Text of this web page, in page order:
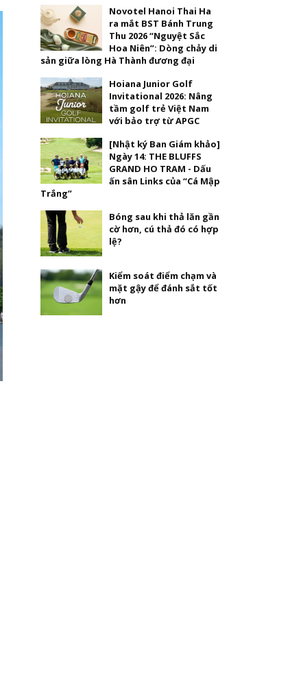
Novotel Hanoi Thai Ha
ra mắt BST Bánh Trung
Thu 2026 “Nguyệt Sắc
Hoa Niên”: Dòng chảy di
sản giữa lòng Hà Thành đương đại
Hoiana Junior Golf
Invitational 2026: Nâng
tầm golf trẻ Việt Nam
với bảo trợ từ APGC
[Nhật ký Ban Giám khảo]
Ngày 14: THE BLUFFS
GRAND HO TRAM - Dấu
ấn sân Links của “Cá Mập
Trắng”
Bóng sau khi thả lăn gần
cờ hơn, cú thả đó có hợp
lệ?
Kiểm soát điểm chạm và
mặt gậy để đánh sắt tốt
hơn